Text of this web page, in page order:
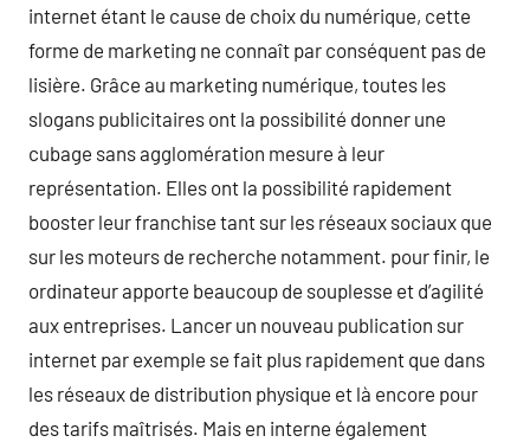
internet étant le cause de choix du numérique, cette
forme de marketing ne connaît par conséquent pas de
lisière. Grâce au marketing numérique, toutes les
slogans publicitaires ont la possibilité donner une
cubage sans agglomération mesure à leur
représentation. Elles ont la possibilité rapidement
booster leur franchise tant sur les réseaux sociaux que
sur les moteurs de recherche notamment. pour finir, le
ordinateur apporte beaucoup de souplesse et d’agilité
aux entreprises. Lancer un nouveau publication sur
internet par exemple se fait plus rapidement que dans
les réseaux de distribution physique et là encore pour
des tarifs maîtrisés. Mais en interne également